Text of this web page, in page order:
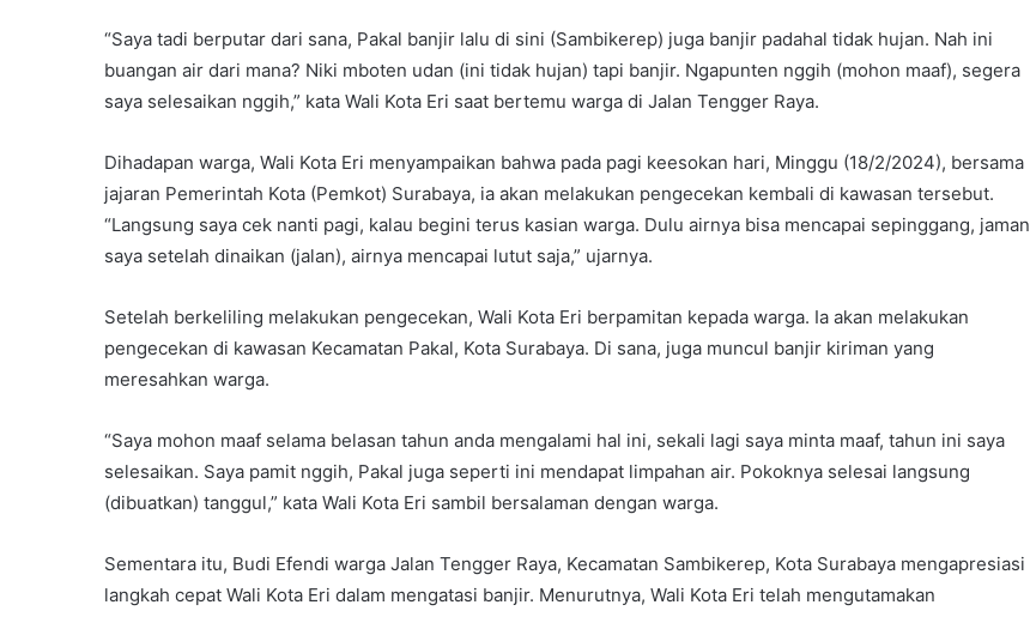
“Saya tadi berputar dari sana, Pakal banjir lalu di sini (Sambikerep) juga banjir padahal tidak hujan. Nah ini
buangan air dari mana? Niki mboten udan (ini tidak hujan) tapi banjir. Ngapunten nggih (mohon maaf), segera
saya selesaikan nggih,” kata Wali Kota Eri saat bertemu warga di Jalan Tengger Raya.
Dihadapan warga, Wali Kota Eri menyampaikan bahwa pada pagi keesokan hari, Minggu (18/2/2024), bersama
jajaran Pemerintah Kota (Pemkot) Surabaya, ia akan melakukan pengecekan kembali di kawasan tersebut.
“Langsung saya cek nanti pagi, kalau begini terus kasian warga. Dulu airnya bisa mencapai sepinggang, jaman
saya setelah dinaikan (jalan), airnya mencapai lutut saja,” ujarnya.
Setelah berkeliling melakukan pengecekan, Wali Kota Eri berpamitan kepada warga. Ia akan melakukan
pengecekan di kawasan Kecamatan Pakal, Kota Surabaya. Di sana, juga muncul banjir kiriman yang
meresahkan warga.
“Saya mohon maaf selama belasan tahun anda mengalami hal ini, sekali lagi saya minta maaf, tahun ini saya
selesaikan. Saya pamit nggih, Pakal juga seperti ini mendapat limpahan air. Pokoknya selesai langsung
(dibuatkan) tanggul,” kata Wali Kota Eri sambil bersalaman dengan warga.
Sementara itu, Budi Efendi warga Jalan Tengger Raya, Kecamatan Sambikerep, Kota Surabaya mengapresiasi
langkah cepat Wali Kota Eri dalam mengatasi banjir. Menurutnya, Wali Kota Eri telah mengutamakan